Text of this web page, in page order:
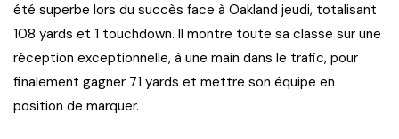
été superbe lors du succès face à Oakland jeudi, totalisant
108 yards et 1 touchdown. Il montre toute sa classe sur une
réception exceptionnelle, à une main dans le trafic, pour
finalement gagner 71 yards et mettre son équipe en
position de marquer.